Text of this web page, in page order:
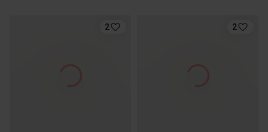
2 2